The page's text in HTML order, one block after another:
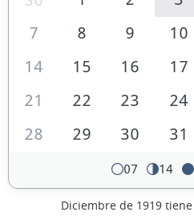
7
8 9 10
14
15 16 17
21
22 23 24
28
29 30 31
07 14
Diciembre de 1919 tiene